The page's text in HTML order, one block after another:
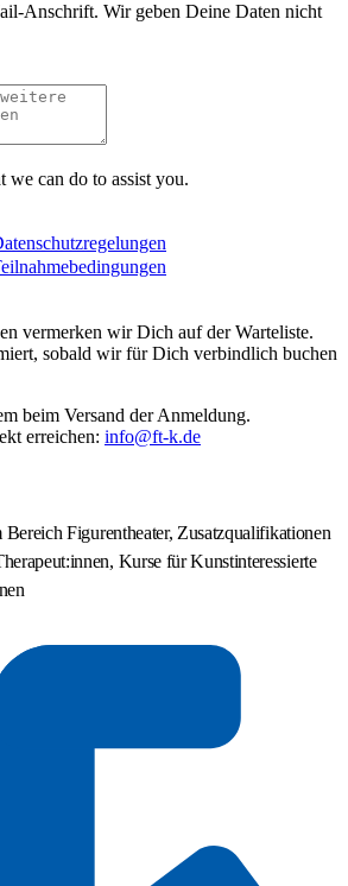
Anschrift. Wir geben Deine Daten nicht
we can do to assist you.
vermerken wir Dich auf der Warteliste.
sobald wir für Dich verbindlich buchen
beim Versand der Anmeldung.
erreichen: info@ft-k.de
Figurentheater, Zusatzqualifikationen
Kurse für Kunstinteressierte